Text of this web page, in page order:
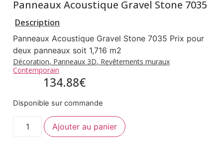
Panneaux Acoustique Gravel Stone 7035
Description
Panneaux Acoustique Gravel Stone 7035 Prix pour
deux panneaux soit 1,716 m2
Décoration, Panneaux 3D, Revêtements muraux
Contemporain
134.88€
Disponible sur commande
Ajouter au panier